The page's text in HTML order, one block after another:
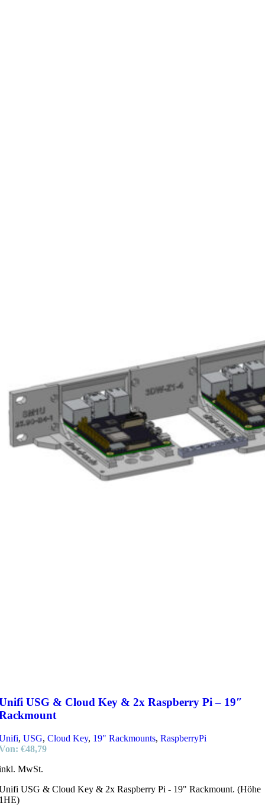
USG & Cloud Key & 2x Raspberry Pi – 19″
, USG, Cloud Key, 19" Rackmounts, RaspberryPi
€48,79
MwSt.
USG & Cloud Key & 2x Raspberry Pi - 19" Rackmount. (Höhe